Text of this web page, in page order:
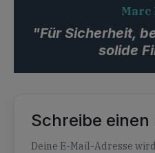
Marc
"Für Sicherheit,
solide
Schreibe einen
Deine E-Mail-Adresse
Alternative: